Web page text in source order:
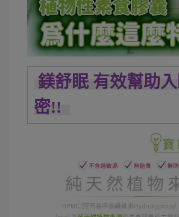
鎂舒眠 有效幫助
密!!